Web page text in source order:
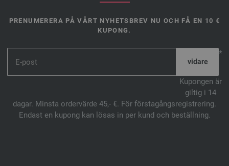
PRENUMERERA PÅ VÅRT NYHETSBREV NU OCH FÅ EN 10 €
KUPONG.
*
Kupongen är
giltig i 14
dagar. Minsta ordervärde 45,- €. För förstagångsregistrering.
Endast en kupong kan lösas in per kund och beställning.